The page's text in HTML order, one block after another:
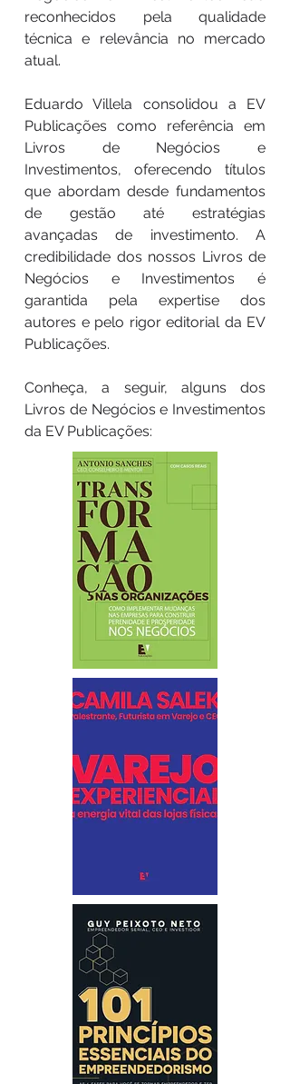
reconhecidos pela qualidade
técnica e relevância no mercado
atual.
Eduardo Villela consolidou a EV
Publicações como referência em
Livros de Negócios e
Investimentos, oferecendo títulos
que abordam desde fundamentos
de gestão até estratégias
avançadas de investimento. A
credibilidade dos nossos Livros de
Negócios e Investimentos é
garantida pela expertise dos
autores e pelo rigor editorial da EV
Publicações.
Conheça, a seguir, alguns dos
Livros de Negócios e Investimentos
da EV Publicações: